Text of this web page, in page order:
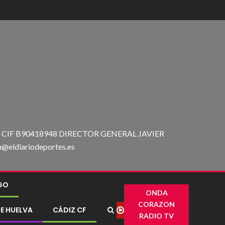
B90418948 DIRECTOR GENERAL JAVIER
HUELVA CÁDIZ CF
ONDA
CORAZON
RADIO TV